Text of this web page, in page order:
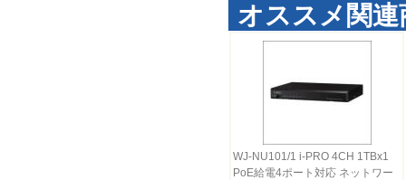
オススメ関
WJ-NU101/1 i-PRO 4CH 1TBx1
PoE給電4ポート対応 ネットワー